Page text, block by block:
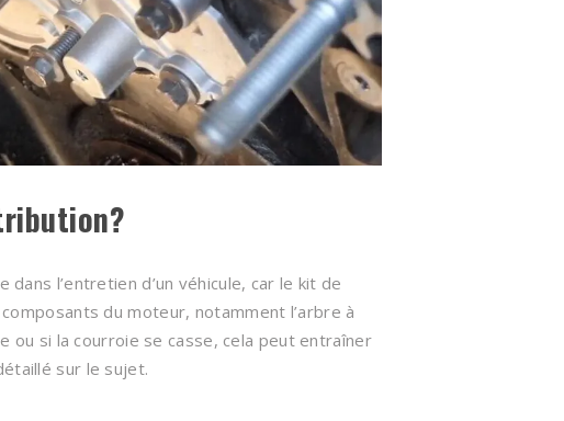
l’entretien d’un véhicule, car le kit de
du moteur, notamment l’arbre à
ou si la courroie se casse, cela peut entraîner
sur le sujet.